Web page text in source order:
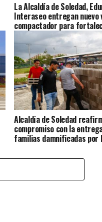
La Alcaldía de Soledad,
Interaseo entregan nuevo
compactador para
de aseo
Alcaldía de Soledad
compromiso con la
familias damnificadas